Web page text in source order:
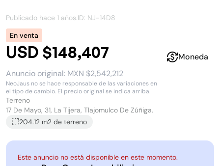
Publicado hace 1 años.ID: NJ-14D8
En venta
USD $148,407
Anuncio original: MXN $2,542,212
NeoJaus no se hace responsable de las variaciones en
el tipo de cambio. El precio original se indica arriba.
Moneda
Terreno
17 De Mayo, 31, La Tijera, Tlajomulco De Zúñiga.
204.12 m2 de terreno
Este anuncio no está disponible en este momento.